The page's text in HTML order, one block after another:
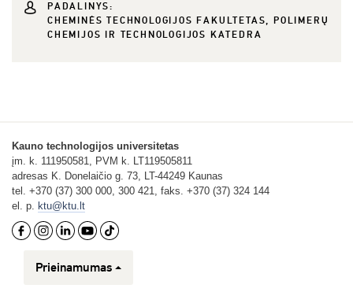
PADALINYS:
CHEMINĖS TECHNOLOGIJOS FAKULTETAS, POLIMERŲ
CHEMIJOS IR TECHNOLOGIJOS KATEDRA
Kauno technologijos universitetas
įm. k. 111950581, PVM k. LT119505811
adresas K. Donelaičio g. 73, LT-44249 Kaunas
tel. +370 (37) 300 000, 300 421, faks. +370 (37) 324 144
el. p. ktu@ktu.lt
Prieinamumas